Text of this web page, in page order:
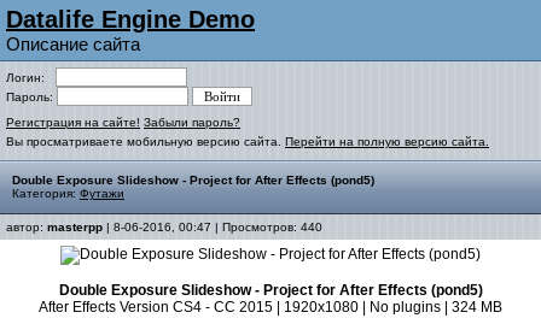
Datalife Engine Demo
Описание сайта
Логин:
Пароль:
Регистрация на сайте! Забыли пароль?
Вы просматриваете мобильную версию сайта. Перейти на полную версию сайта.
Double Exposure Slideshow - Project for After Effects (pond5)
Категория: Футажи
автор: masterpp | 8-06-2016, 00:47 | Просмотров: 440
Double Exposure Slideshow - Project for After Effects (pond5)
After Effects Version CS4 - CC 2015 | 1920x1080 | No plugins | 324 MB